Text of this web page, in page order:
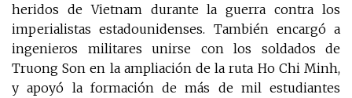
heridos de Vietnam durante la guerra contra los
imperialistas estadounidenses. También encargó a
ingenieros militares unirse con los soldados de
Truong Son en la ampliación de la ruta Ho Chi Minh,
y apoyó la formación de más de mil estudiantes